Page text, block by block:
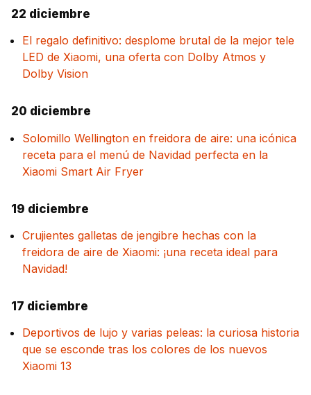
22 diciembre
El regalo definitivo: desplome brutal de la mejor tele
LED de Xiaomi, una oferta con Dolby Atmos y
Dolby Vision
20 diciembre
Solomillo Wellington en freidora de aire: una icónica
receta para el menú de Navidad perfecta en la
Xiaomi Smart Air Fryer
19 diciembre
Crujientes galletas de jengibre hechas con la
freidora de aire de Xiaomi: ¡una receta ideal para
Navidad!
17 diciembre
Deportivos de lujo y varias peleas: la curiosa historia
que se esconde tras los colores de los nuevos
Xiaomi 13